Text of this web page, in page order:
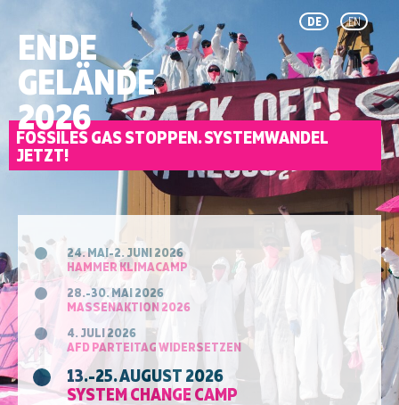
DE EN
ENDE
GELÄNDE
2026
FOSSILES GAS STOPPEN. SYSTEMWANDEL
JETZT!
24. MAI-2. JUNI 2026
HAMMER KLIMACAMP
28.-30. MAI 2026
MASSENAKTION 2026
4. JULI 2026
AFD PARTEITAG WIDERSETZEN
13.-25. AUGUST 2026
SYSTEM CHANGE CAMP